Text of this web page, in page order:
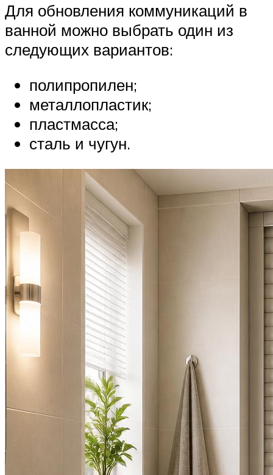
Для обновления коммуникаций в
ванной можно выбрать один из
следующих вариантов:
полипропилен;
металлопластик;
пластмасса;
сталь и чугун.